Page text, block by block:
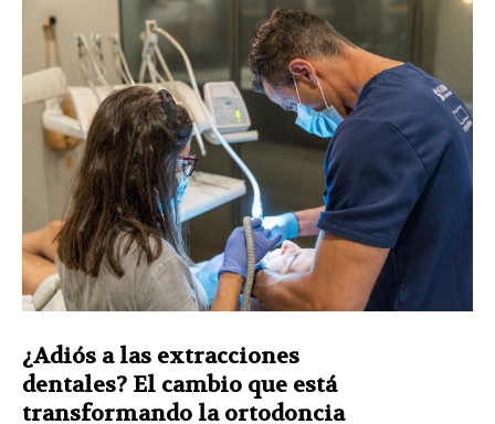
¿Adiós a las extracciones
dentales? El cambio que está
transformando la ortodoncia